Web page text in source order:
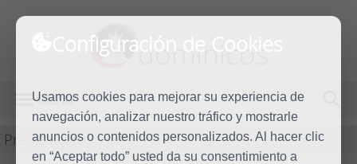
Configuración de Cookies
Usamos cookies para mejorar su experiencia de
navegación, analizar nuestro tráfico y mostrarle
anuncios o contenidos personalizados. Al hacer clic
en “Aceptar todo” usted da su consentimiento a
dominicos
MENÚ
Predicación